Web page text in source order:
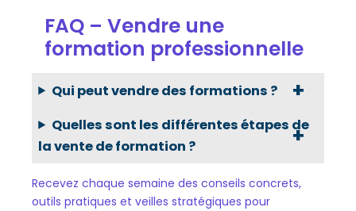
FAQ – Vendre une
formation professionnelle
Qui peut vendre des formations ?
Quelles sont les différentes étapes de
la vente de formation ?
Recevez chaque semaine des conseils concrets,
outils pratiques et veilles stratégiques pour